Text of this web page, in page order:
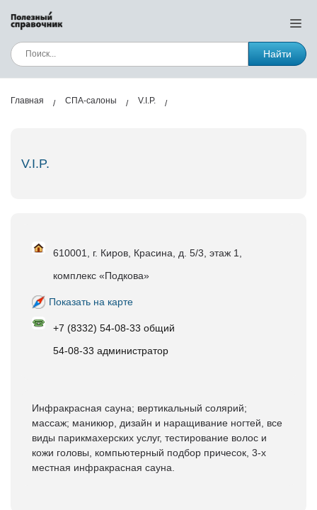
Найти
Главная СПА-салоны V.I.P.
V.I.P.
610001, г. Киров, Красина, д. 5/3, этаж 1,
комплекс «Подкова»
Показать на карте
+7 (8332) 54-08-33 общий
54-08-33 администратор
Инфракрасная сауна; вертикальный солярий;
массаж; маникюр, дизайн и наращивание ногтей, все
виды парикмахерских услуг, тестирование волос и
кожи головы, компьютерный подбор причесок, 3-х
местная инфракрасная сауна.